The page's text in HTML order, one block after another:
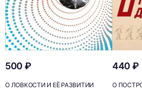
500 ₽
О ЛОВКОСТИ И ЕЁ РАЗВИТИИ
440 ₽
О